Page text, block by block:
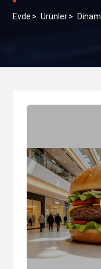
Evde > Ürünler>